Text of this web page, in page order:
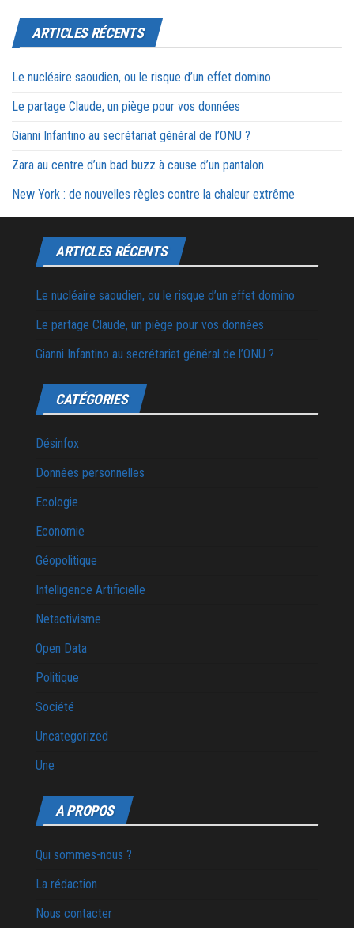
ARTICLES RÉCENTS
Le nucléaire saoudien, ou le risque d’un effet domino
Le partage Claude, un piège pour vos données
Gianni Infantino au secrétariat général de l’ONU ?
Zara au centre d’un bad buzz à cause d’un pantalon
New York : de nouvelles règles contre la chaleur extrême
ARTICLES RÉCENTS
Le nucléaire saoudien, ou le risque d’un effet domino
Le partage Claude, un piège pour vos données
Gianni Infantino au secrétariat général de l’ONU ?
CATÉGORIES
Désinfox
Données personnelles
Ecologie
Economie
Géopolitique
Intelligence Artificielle
Netactivisme
Open Data
Politique
Société
Uncategorized
Une
A PROPOS
Qui sommes-nous ?
La rédaction
Nous contacter